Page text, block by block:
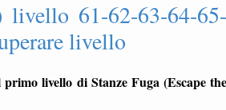
livello 61-62-63-64-65-
livello
livello di Stanze Fuga (Escape the